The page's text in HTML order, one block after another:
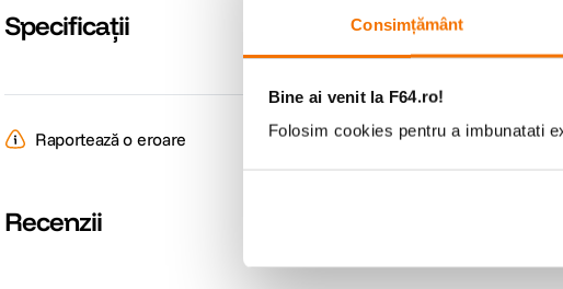
Consimțământ
Bine ai venit la F64.ro!
Folosim cookies pentru a imbunatati
Specificații
Raportează o eroare
Recenzii